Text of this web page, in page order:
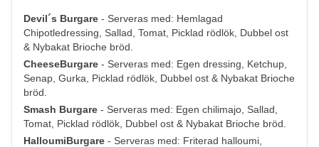
Devil´s Burgare - Serveras med: Hemlagad
Chipotledressing, Sallad, Tomat, Picklad rödlök, Dubbel ost
& Nybakat Brioche bröd.
CheeseBurgare - Serveras med: Egen dressing, Ketchup,
Senap, Gurka, Picklad rödlök, Dubbel ost & Nybakat Brioche
bröd.
Smash Burgare - Serveras med: Egen chilimajo, Sallad,
Tomat, Picklad rödlök, Dubbel ost & Nybakat Brioche bröd.
HalloumiBurgare - Serveras med: Friterad halloumi,